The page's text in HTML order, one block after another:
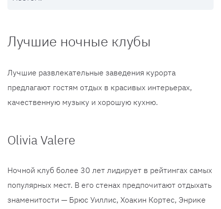
Лучшие ночные клубы
Лучшие развлекательные заведения курорта
предлагают гостям отдых в красивых интерьерах,
качественную музыку и хорошую кухню.
Olivia Valere
Ночной клуб более 30 лет лидирует в рейтингах самых
популярных мест. В его стенах предпочитают отдыхать
знаменитости — Брюс Уиллис, Хоакин Кортес, Энрике